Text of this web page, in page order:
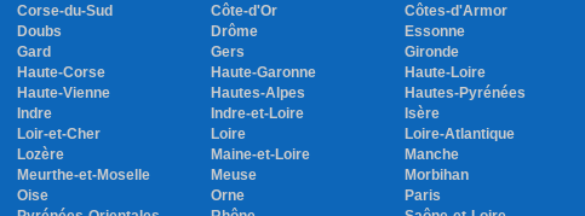
Corse-du-Sud Côte-d'Or Côtes-d'Armor
Doubs Drôme Essonne
Gard Gers Gironde
Haute-Corse Haute-Garonne Haute-Loire
Haute-Vienne Hautes-Alpes Hautes-Pyrénées
Indre Indre-et-Loire Isère
Loir-et-Cher Loire Loire-Atlantique
Lozère Maine-et-Loire Manche
Meurthe-et-Moselle Meuse Morbihan
Oise Orne Paris